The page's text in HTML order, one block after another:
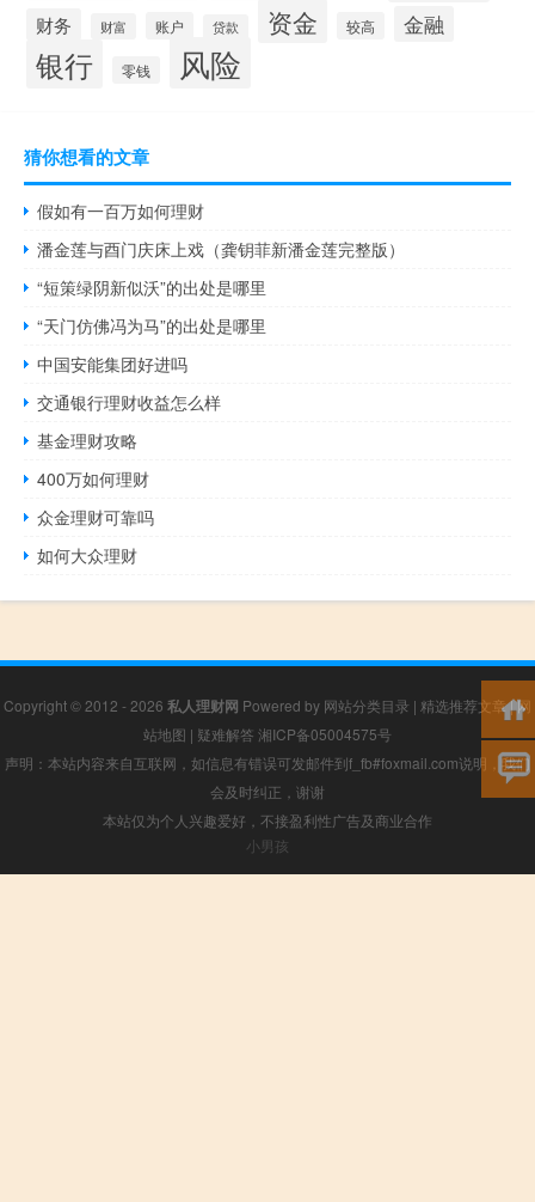
财务 财富 账户 贷款 资金 较高 金融
银行 零钱 风险
猜你想看的文章
假如有一百万如何理财
潘金莲与酉门庆床上戏（龚钥菲新潘金莲完整版）
“短策绿阴新似沃”的出处是哪里
“天门仿佛冯为马”的出处是哪里
中国安能集团好进吗
交通银行理财收益怎么样
基金理财攻略
400万如何理财
众金理财可靠吗
如何大众理财
Copyright © 2012 - 2026 私人理财网 Powered by 网站分类目录 | 精选推荐文章|网
站地图 | 疑难解答 湘ICP备05004575号
声明：本站内容来自互联网，如信息有错误可发邮件到f_fb#foxmail.com说明，我们
会及时纠正，谢谢
本站仅为个人兴趣爱好，不接盈利性广告及商业合作
小男孩